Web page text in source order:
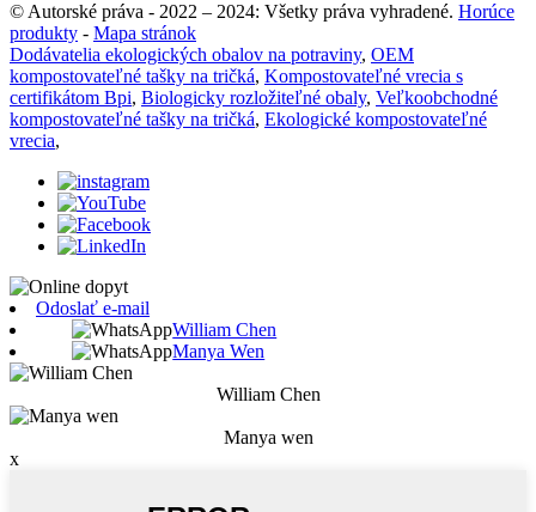
© Autorské práva - 2022 – 2024: Všetky práva vyhradené. Horúce
produkty - Mapa stránok
Dodávatelia ekologických obalov na potraviny, OEM
kompostovateľné tašky na tričká, Kompostovateľné vrecia s
certifikátom Bpi, Biologicky rozložiteľné obaly, Veľkoobchodné
kompostovateľné tašky na tričká, Ekologické kompostovateľné
vrecia,
Odoslať e-mail
William Chen
Manya Wen
William Chen
Manya wen
x